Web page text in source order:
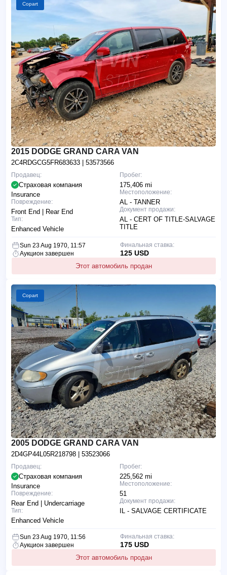
Copart
2015 DODGE GRAND CARA VAN
2C4RDGCG5FR683633 | 53573566
Пробег:
175,406 mi
Местоположение:
AL - TANNER
Документ продажи:
AL - CERT OF TITLE-SALVAGE
TITLE
Продавец:
Страховая компания
Insurance
Повреждение:
Front End | Rear End
Тип:
Enhanced Vehicle
Sun 23 Aug 1970, 11:57
Аукцион завершен
Этот автомобиль продан
Финальная ставка:
125 USD
Copart
2005 DODGE GRAND CARA VAN
2D4GP44L05R218798 | 53523066
Пробег:
225,562 mi
Местоположение:
51
Документ продажи:
IL - SALVAGE CERTIFICATE
Продавец:
Страховая компания
Insurance
Повреждение:
Rear End | Undercarriage
Тип:
Enhanced Vehicle
Sun 23 Aug 1970, 11:56
Аукцион завершен
Этот автомобиль продан
Финальная ставка:
175 USD